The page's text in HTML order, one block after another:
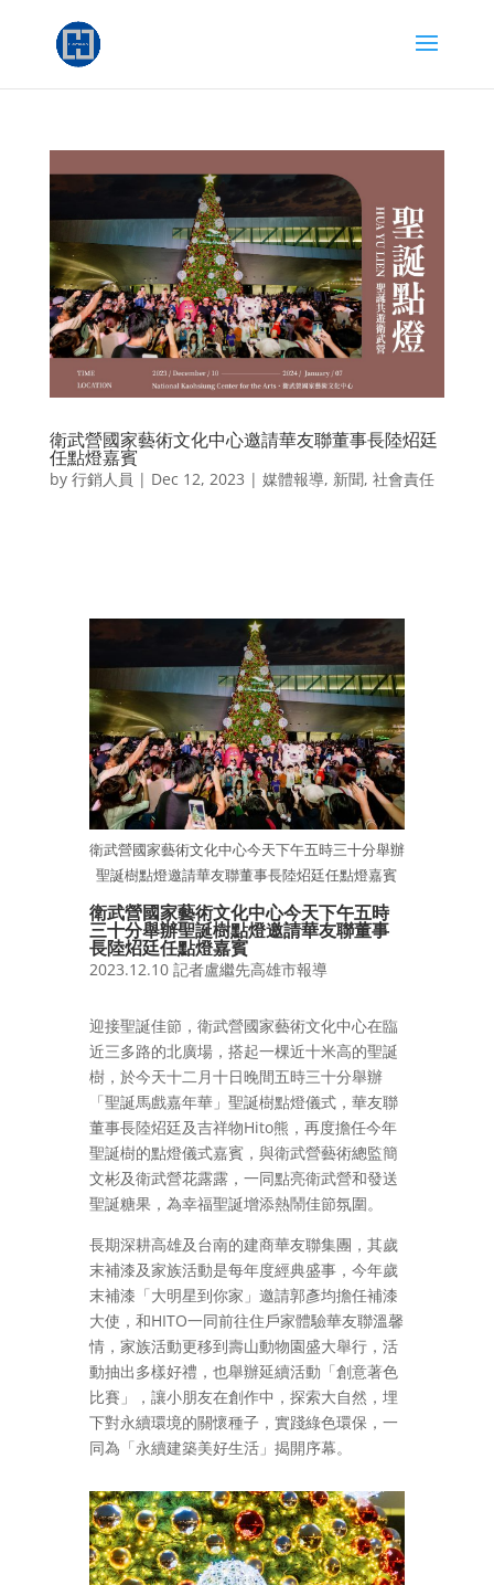
衛武營國家藝術文化中心邀請華友聯董事長陸炤廷
任點燈嘉賓
by 行銷人員 | Dec 12, 2023 | 媒體報導, 新聞, 社會責任
衛武營國家藝術文化中心今天下午五時三十分舉辦
聖誕樹點燈邀請華友聯董事長陸炤廷任點燈嘉賓
衛武營國家藝術文化中心今天下午五時
三十分舉辦聖誕樹點燈邀請華友聯董事
長陸炤廷任點燈嘉賓
2023.12.10 記者盧繼先高雄市報導
迎接聖誕佳節，衛武營國家藝術文化中心在臨
近三多路的北廣場，搭起一棵近十米高的聖誕
樹，於今天十二月十日晚間五時三十分舉辦
「聖誕馬戲嘉年華」聖誕樹點燈儀式，華友聯
董事長陸炤廷及吉祥物Hito熊，再度擔任今年
聖誕樹的點燈儀式嘉賓，與衛武營藝術總監簡
文彬及衛武營花露露，一同點亮衛武營和發送
聖誕糖果，為幸福聖誕增添熱鬧佳節氛圍。
長期深耕高雄及台南的建商華友聯集團，其歲
末補漆及家族活動是每年度經典盛事，今年歲
末補漆「大明星到你家」邀請郭彥均擔任補漆
大使，和HITO一同前往住戶家體驗華友聯溫馨
情，家族活動更移到壽山動物園盛大舉行，活
動抽出多樣好禮，也舉辦延續活動「創意著色
比賽」，讓小朋友在創作中，探索大自然，埋
下對永續環境的關懷種子，實踐綠色環保，一
同為「永續建築美好生活」揭開序幕。